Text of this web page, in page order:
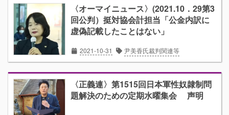
〈オーマイニュース〉(2021.10．29第3
回公判）挺対協会計担当「公金内訳に
虚偽記載したことはない」
2021-10-31 尹美香氏裁判関連等
〈正義連〉第1515回日本軍性奴隷制問
題解決のための定期水曜集会 声明